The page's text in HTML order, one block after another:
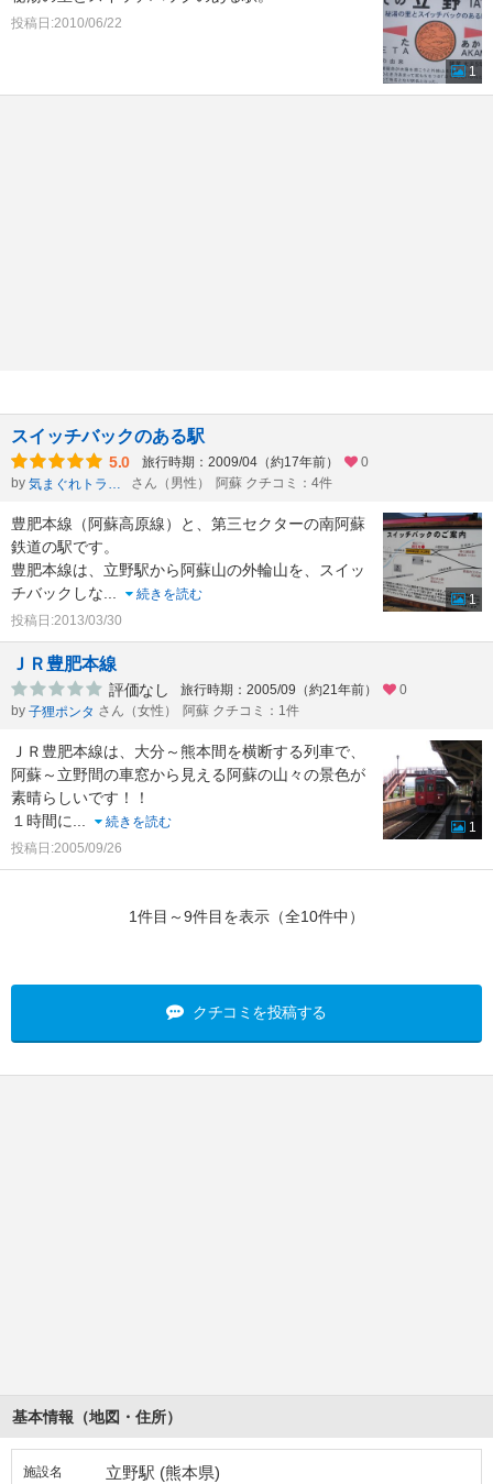
投稿日:2010/06/22
1
スイッチバックのある駅
5.0 旅行時期：2009/04（約17年前）
0
by
気まぐれトラベラー さん（男性） 阿蘇 クチコミ：4件
豊肥本線（阿蘇高原線）と、第三セクターの南阿蘇
鉄道の駅です。
豊肥本線は、立野駅から阿蘇山の外輪山を、スイッ
チバックしな
続きを読む
投稿日:2013/03/30
1
ＪＲ豊肥本線
評価なし 旅行時期：2005/09（約21年前）
0
by 子狸ポンタ さん（女性） 阿蘇 クチコミ：1件
ＪＲ豊肥本線は、大分～熊本間を横断する列車で、
阿蘇～立野間の車窓から見える阿蘇の山々の景色が
素晴らしいです！！
１時間に
続きを読む
投稿日:2005/09/26
1
1件目～9件目を表示（全10件中）
クチコミを投稿する
基本情報（地図・住所）
施設名 立野駅 (熊本県)